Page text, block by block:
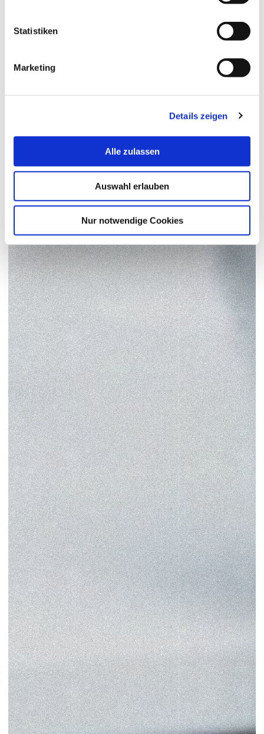
Statistiken
Marketing
Details zeigen
Alle zulassen
Auswahl erlauben
Nur notwendige Cookies